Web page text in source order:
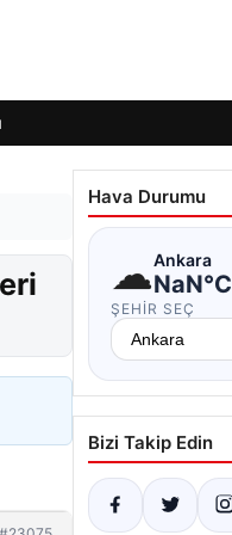
Hava Durumu
☁Ankara
NaN°C
ŞEHIR SEÇ
Bizi Takip Edin